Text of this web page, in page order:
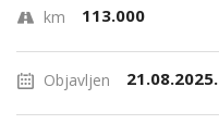
km 113.000
Objavljen 21.08.2025.